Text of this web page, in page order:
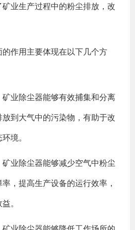
业生产过程中的粉尘排放，改
作用主要体现在以下几个方
业除尘器能够有效捕集和分离
到大气中的污染物，有助于改
境。
业除尘器能够减少空气中粉尘
，提高生产设备的运行效率，
。